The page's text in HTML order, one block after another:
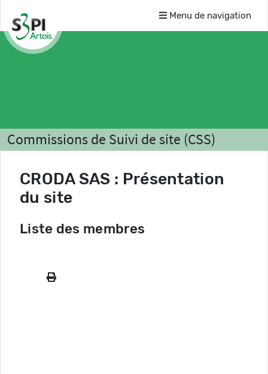
Menu de navigation
Commissions de Suivi de site (CSS)
CRODA SAS : Présentation
du site
Liste des membres